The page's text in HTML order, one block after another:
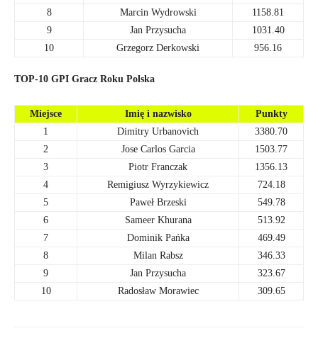
8 Marcin Wydrowski
1158.81
9
Jan Przysucha
1031.40
10
Grzegorz Derkowski 956.16
TOP-10 GPI Gracz Roku Polska
Miejsce Imię i nazwisko
Punkty
1
Dimitry Urbanovich
3380.70
2
Jose Carlos Garcia
1503.77
3
Piotr Franczak
1356.13
4
Remigiusz Wyrzykiewicz
724.18
5
Paweł Brzeski
549.78
6
Sameer Khurana
513.92
7
Dominik Pańka
469.49
8
Milan Rabsz
346.33
9
Jan Przysucha
323.67
10
Radosław Morawiec 309.65